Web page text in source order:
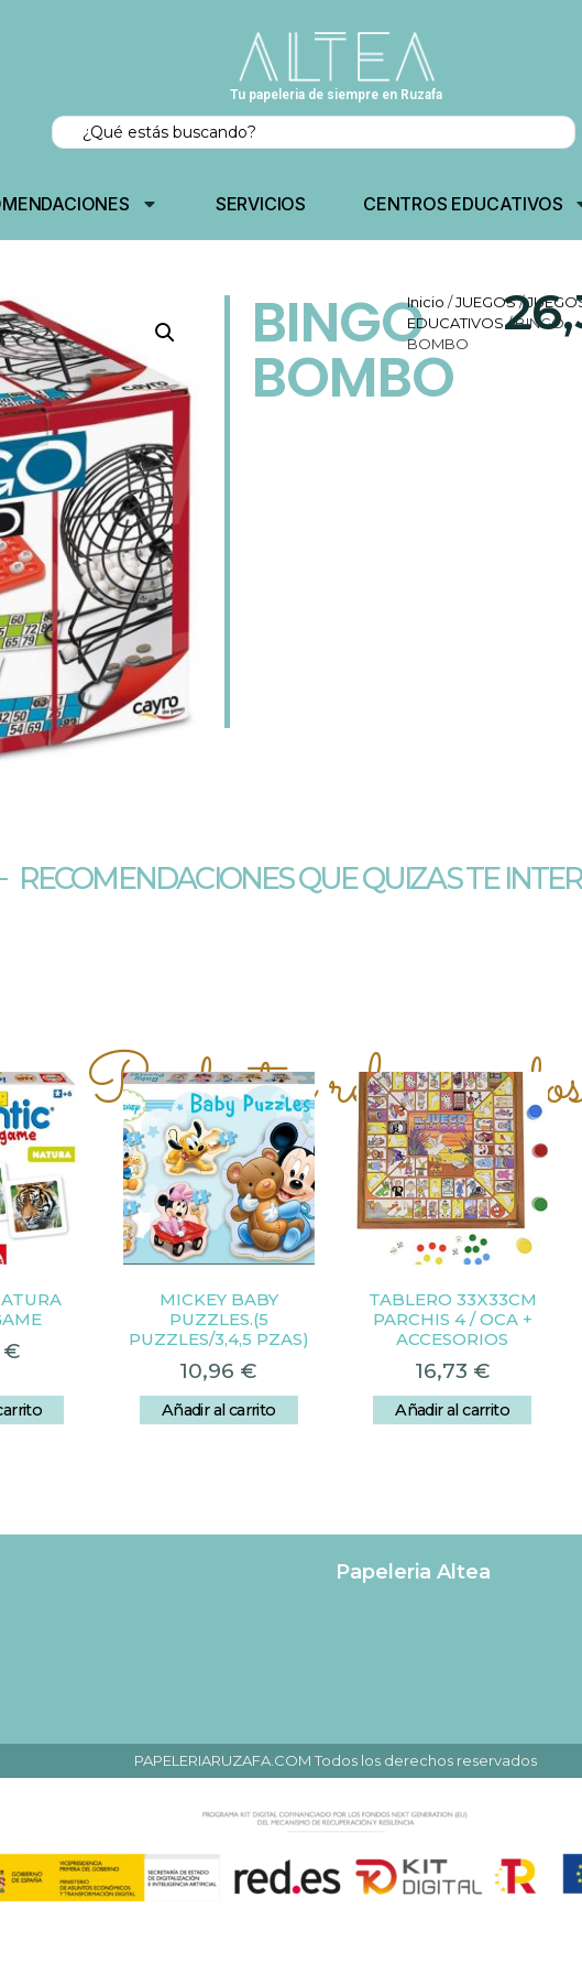
Tu papeleria de siempre en Ruzafa
SERVICIOS CENTROS EDUCATIVOS
BINGO
BOMBO
Inicio /JUEGOS/
EDUCATIVOS/ BINGO
BOMBO
RECOMENDACIONES QUE QUIZAS TE
Productos
€
MICKEY BABY
PUZZLES.(5
PUZZLES/3,4,5 PZAS)
10,96 €
Añadir al carrito
TABLERO 33X33CM
PARCHIS 4 / OCA +
ACCESORIOS
16,73 €
Añadir al carrito
Papeleria Altea
PAPELERIARUZAFA.COM Todos los derechos reservados